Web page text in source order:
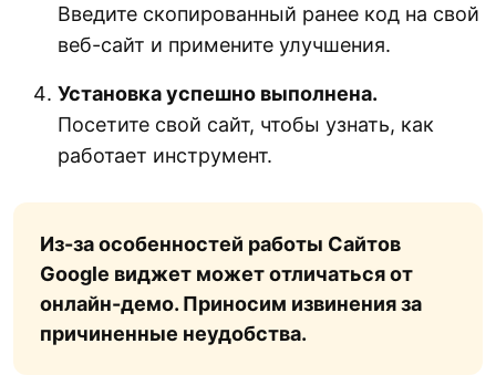
Введите скопированный ранее код на свой
веб-сайт и примените улучшения.
Установка успешно выполнена.
Посетите свой сайт, чтобы узнать, как
работает инструмент.
Из-за особенностей работы Сайтов
Google виджет может отличаться от
онлайн-демо. Приносим извинения за
причиненные неудобства.